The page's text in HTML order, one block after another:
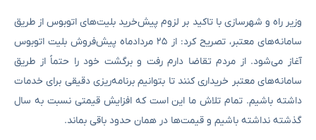
وزیر راه و شهرسازی با تاکید بر لزوم پیش‌خرید بلیت‌های اتوبوس از طریق
سامانه‌های معتبر، تصریح کرد: از ۲۵ مردادماه پیش‌فروش بلیت اتوبوس
آغاز می‌شود. از مردم تقاضا دارم رفت و برگشت خود را حتماً از طریق
سامانه‌های معتبر خریداری کنند تا بتوانیم برنامه‌ریزی دقیقی برای خدمات
داشته باشیم. تمام تلاش ما این است که افزایش قیمتی نسبت به سال
گذشته نداشته باشیم و قیمت‌ها در همان حدود باقی بماند.